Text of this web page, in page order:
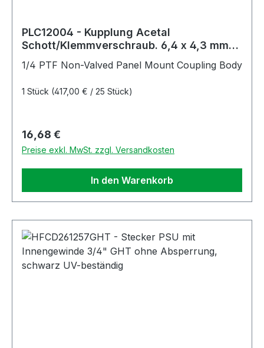
PLC12004 - Kupplung Acetal
Schott/Klemmverschraub. 6,4 x 4,3 mm
1/4 PTF Non-Valved Panel Mount Coupling Body
1 Stück (417,00 € / 25 Stück)
Regulärer Preis:
16,68 €
Preise exkl. MwSt. zzgl. Versandkosten
In den Warenkorb